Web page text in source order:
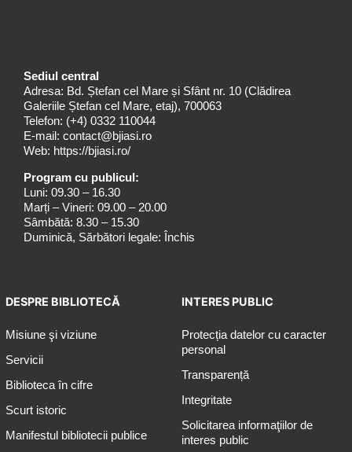
Sediul central
Adresa: Bd. Ștefan cel Mare și Sfânt nr. 10 (Clădirea
Galeriile Ștefan cel Mare, etaj), 700063
Telefon: (+4) 0332 110044
E-mail: contact@bjiasi.ro
Web: https://bjiasi.ro/
Program cu publicul:
Luni: 09.30 – 16.30
Marți – Vineri: 09.00 – 20.00
Sâmbătă: 8.30 – 15.30
Duminică, Sărbători legale: Închis
DESPRE BIBLIOTECĂ
Misiune şi viziune
Servicii
Biblioteca în cifre
Scurt istoric
Manifestul bibliotecii publice
INTERES PUBLIC
Protecția datelor cu caracter
personal
Transparență
Integritate
Solicitarea informaţiilor de
interes public